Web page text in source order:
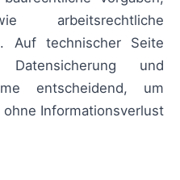
arbeitsrechtliche
Auf technischer Seite
und
entscheidend, um
Informationsverlust